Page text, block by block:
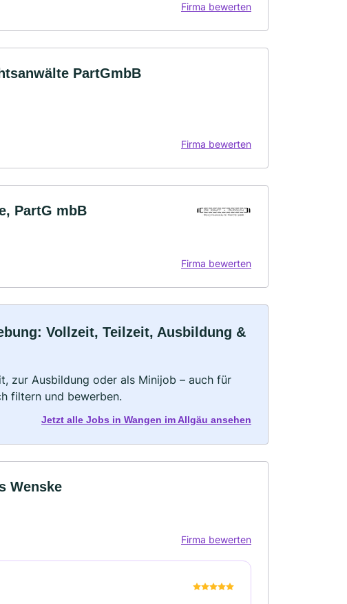
Firma bewerten
PartGmbB
Firma bewerten
PartG mbB
Firma bewerten
Vollzeit, Teilzeit, Ausbildung &
zur Ausbildung oder als Minijob – auch für
filtern und bewerben.
Jetzt alle Jobs in Wangen im Allgäu ansehen
Wenske
Firma bewerten